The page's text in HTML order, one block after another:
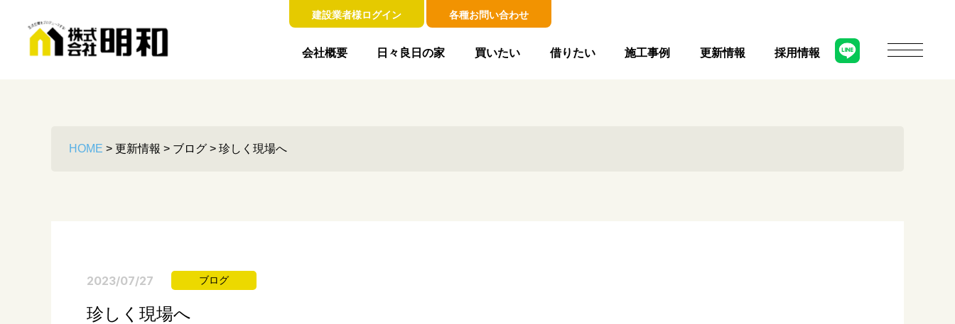
建設業者様ログイン 各種お問い合わせ
会社概要 日々良日の家 買いたい 借りたい 施工事例 更新情報 採用情報
HOME > 更新情報 > ブログ > 珍しく現場へ
2023/07/27 ブログ
珍しく現場へ